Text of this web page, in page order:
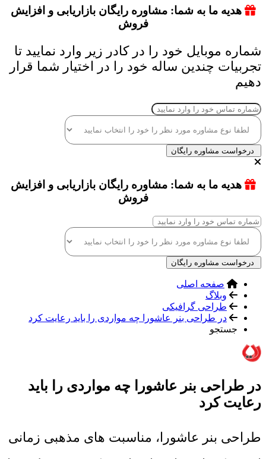
هدیه ما به شما: مشاوره رایگان بازاریابی و افزایش
فروش
شماره موبایل خود را در کادر زیر وارد نمایید تا
تجربیات چندین ساله خود را در اختیار شما قرار
دهیم
درخواست مشاوره رایگان
هدیه ما به شما: مشاوره رایگان بازاریابی و افزایش
فروش
درخواست مشاوره رایگان
صفحه اصلی
وبلاگ
طراحی گرافیکی
در طراحی بنر عاشورا چه مواردی را باید رعایت کرد
جستجو
در طراحی بنر عاشورا چه مواردی را باید
رعایت کرد
طراحی بنر عاشورا، مناسبت های مذهبی زمانی